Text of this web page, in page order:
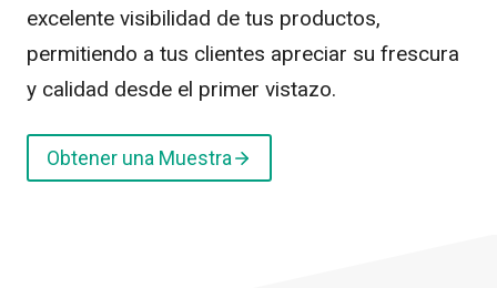
excelente visibilidad de tus productos,
permitiendo a tus clientes apreciar su frescura
y calidad desde el primer vistazo.
Obtener una Muestra